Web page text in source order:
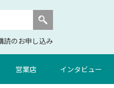
読のお申し込み
営業店 インタビュー